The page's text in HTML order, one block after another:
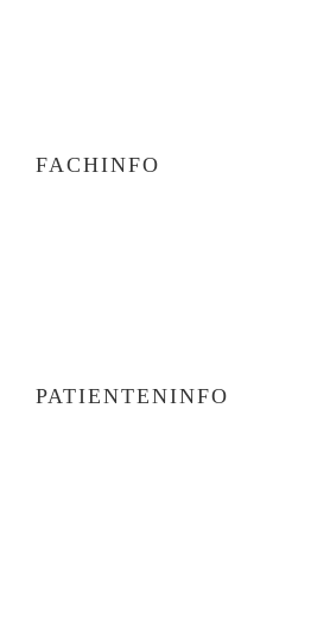
FACHINFO
PATIENTENINFO